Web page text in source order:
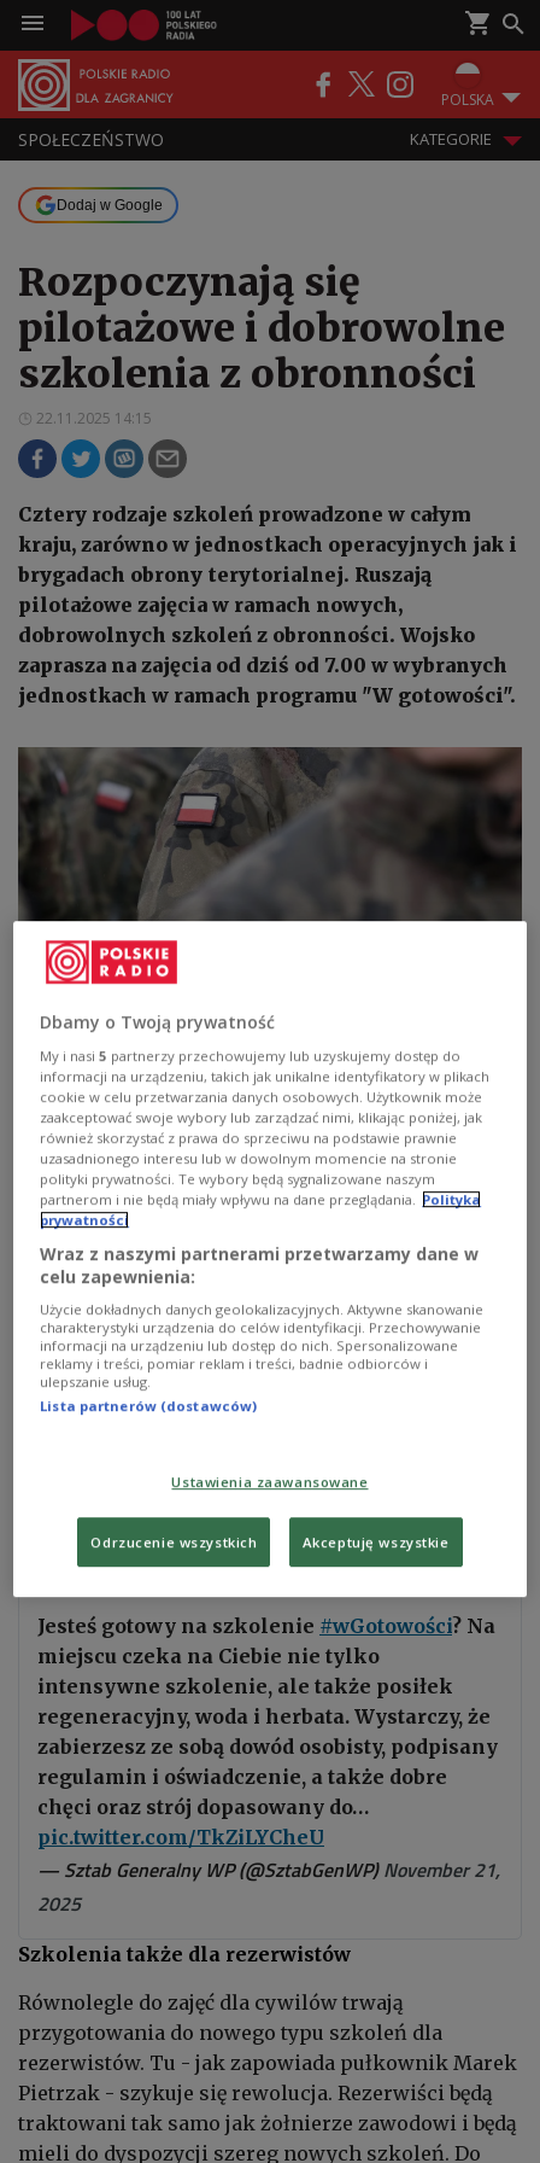
POLSKA
SPOŁECZEŃSTWO KATEGORIE
Dodaj w Google
Rozpoczynają się
pilotażowe i dobrowolne
szkolenia z obronności
22.11.2025 14:15
Cztery rodzaje szkoleń prowadzone w całym
kraju, zarówno w jednostkach operacyjnych jak i
brygadach obrony terytorialnej. Ruszają
pilotażowe zajęcia w ramach nowych,
dobrowolnych szkoleń z obronności. Wojsko
zaprasza na zajęcia od dziś od 7.00 w wybranych
jednostkach w ramach programu "W gotowości".
Zainteresowanie szkoleniami przeszło
oczekiwania armii - powiedział Polskiemu Radiu
oficer prasowy Sztabu Generalnego pułkownik
Marek Pietrzak. Do szkoleń pilotażowych zgłosiło
się ponad 18 tysięcy ochotników. Wojsko musiało
skorygować miejsca, gdzie będą odbywały się
zajęcia, ponieważ największe zainteresowanie jest
wśród mieszkańców dużych miast.
Niemal 60 procent zgłoszeń na pilotażowe zajęcia
pochodzi od mężczyzn. 49 procent
cyber-higieny. W wielu zgłoszonych do szkoleń
jednostkach na jedno miejsce przypada po kilku
Jesteś gotowy na szkolenie #wGotowości? Na
miejscu czeka na Ciebie nie tylko
intensywne szkolenie, ale także posiłek
regeneracyjny, woda i herbata. Wystarczy, że
zabierzesz ze sobą dowód osobisty, podpisany
regulamin i oświadczenie, a także dobre
chęci oraz strój dopasowany do…
pic.twitter.com/TkZiLYCheU
— Sztab Generalny WP (@SztabGenWP)November 21,
2025
Szkolenia także dla rezerwistów
Równolegle do zajęć dla cywilów trwają
przygotowania do nowego typu szkoleń dla
rezerwistów. Tu - jak zapowiada pułkownik Marek
Pietrzak - szykuje się rewolucja. Rezerwiści będą
traktowani tak samo jak żołnierze zawodowi i będą
mieli do dyspozycji szereg nowych szkoleń. Do
Dbamy o Twoją prywatność
My i nasi5 partnerzy przechowujemy lub uzyskujemy dostęp do
informacji na urządzeniu, takich jak unikalne identyfikatory w plikach
cookie w celu przetwarzania danych osobowych. Użytkownik może
zaakceptować swoje wybory lub zarządzać nimi, klikając poniżej, jak
również skorzystać z prawa do sprzeciwu na podstawie prawnie
uzasadnionego interesu lub w dowolnym momencie na stronie
polityki prywatności. Te wybory będą sygnalizowane naszym
partnerom i nie będą miały wpływu na dane przeglądania. Polityka
prywatności
Wraz z naszymi partnerami przetwarzamy dane w
celu zapewnienia:
Użycie dokładnych danych geolokalizacyjnych. Aktywne skanowanie
charakterystyki urządzenia do celów identyfikacji. Przechowywanie
informacji na urządzeniu lub dostęp do nich. Spersonalizowane
reklamy i treści, pomiar reklam i treści, badnie odbiorców i
ulepszanie usług.
Lista partnerów (dostawców)
Ustawienia zaawansowane
Odrzucenie wszystkich Akceptuję wszystkie